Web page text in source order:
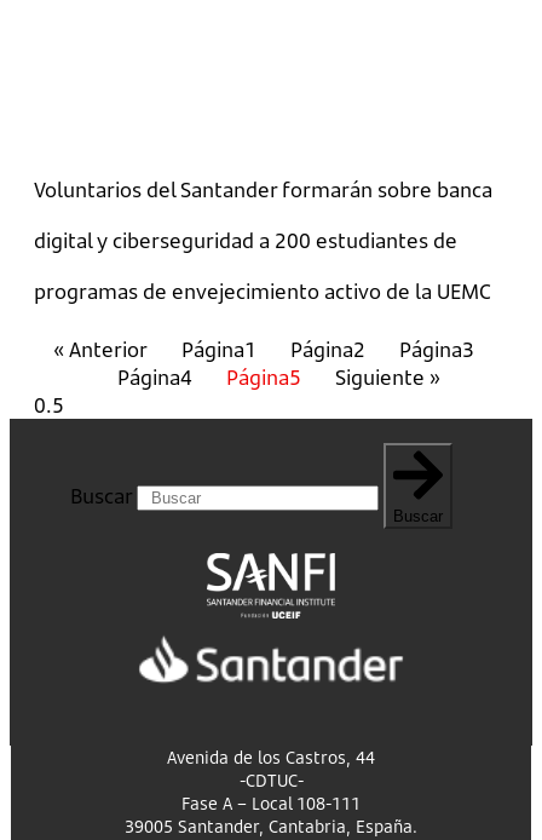
Voluntarios del Santander formarán sobre banca
digital y ciberseguridad a 200 estudiantes de
programas de envejecimiento activo de la UEMC
« Anterior Página1 Página2 Página3
Página4 Página5 Siguiente »
Buscar
Buscar
Avenida de los Castros, 44
-CDTUC-
Fase A – Local 108-111
39005 Santander, Cantabria, España.